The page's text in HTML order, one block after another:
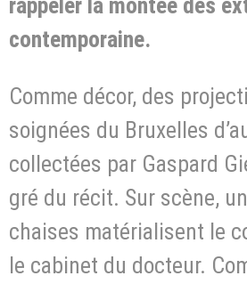
rappeler la montée des
contemporaine.
Comme décor, des
soignées du Bruxelles
collectées par Gaspard
gré du récit. Sur scène,
chaises matérialisent le
le cabinet du docteur.